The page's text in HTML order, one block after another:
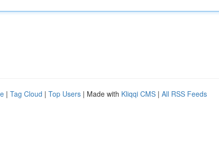
| Tag Cloud | Top Users | Made with Kliqqi CMS | All RSS Feeds